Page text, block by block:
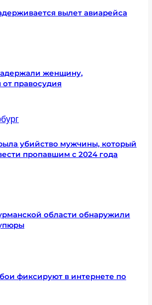
вылет авиарейса
женщину,
правосудия
убийство мужчины, который
пропавшим с 2024 года
области обнаружили
фиксируют в интернете по